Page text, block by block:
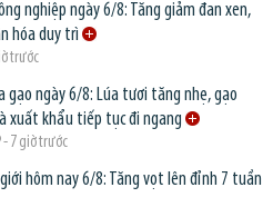
nghiệp ngày 6/8: Tăng giảm đan xen,
hóa duy trì
trước
gạo ngày 6/8: Lúa tươi tăng nhẹ, gạo
xuất khẩu tiếp tục đi ngang
- 7 giờ trước
hôm nay 6/8: Tăng vọt lên đỉnh 7 tuần